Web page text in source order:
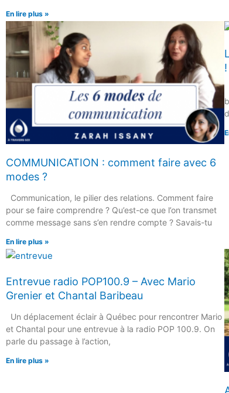
En lire plus »
COMMUNICATION : comment faire avec 6
modes ?
Communication, le pilier des relations. Comment faire
pour se faire comprendre ? Qu’est-ce que l’on transmet
comme message sans s’en rendre compte ? Savais-tu
En lire plus »
!
Entrevue radio POP100.9 – Avec Mario
Grenier et Chantal Baribeau
Un déplacement éclair à Québec pour rencontrer Mario
et Chantal pour une entrevue à la radio POP 100.9. On
parle du passage à l’action,
En lire plus »